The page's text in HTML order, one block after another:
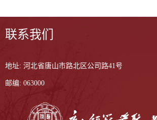
联系我们
地址: 河北省唐山市路北区公司路41号
邮编: 063000